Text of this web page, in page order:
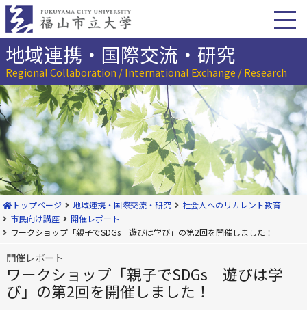
本
へ
動地域連携・国際交流・研究
Regional Collaboration / International Exchange / Research
トップページ 地域連携・国際交流・研究
社会人へのリカレント教育
市民向け講座
開催レポート
ワークショップ「親子でSDGs 遊びは学び」の第2回を開催しました！
開催レポート
ワークショップ「親子でSDGs 遊びは学
び」の第2回を開催しました！